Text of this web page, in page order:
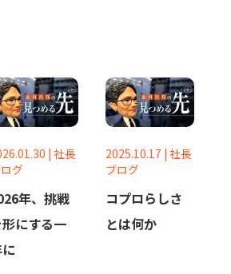
| 社長
グ
年、挑戦
にする一
2025.10.17 | 社長
ブログ
コプロらしさ
とは何か